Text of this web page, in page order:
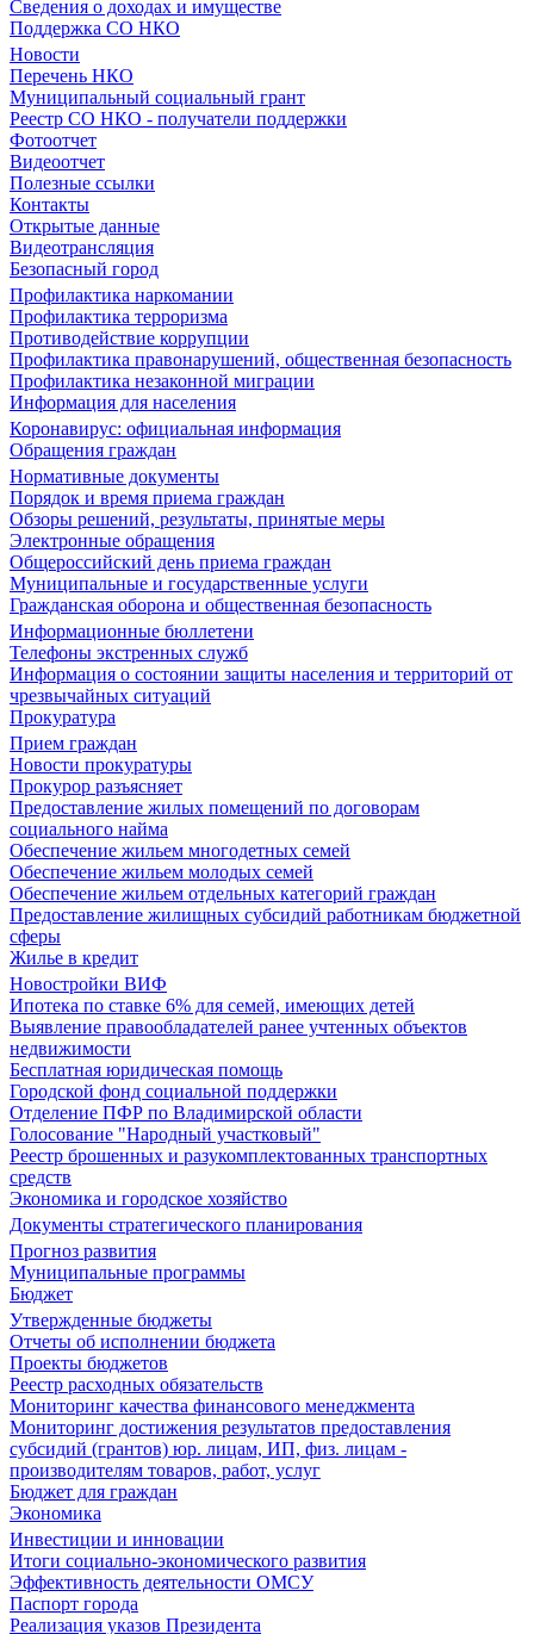
Сведения о доходах и имуществе
Поддержка СО НКО
Новости
Перечень НКО
Муниципальный социальный грант
Реестр СО НКО - получатели поддержки
Фотоотчет
Видеоотчет
Полезные ссылки
Контакты
Открытые данные
Видеотрансляция
Безопасный город
Профилактика наркомании
Профилактика терроризма
Противодействие коррупции
Профилактика правонарушений, общественная безопасность
Профилактика незаконной миграции
Информация для населения
Коронавирус: официальная информация
Обращения граждан
Нормативные документы
Порядок и время приема граждан
Обзоры решений, результаты, принятые меры
Электронные обращения
Общероссийский день приема граждан
Муниципальные и государственные услуги
Гражданская оборона и общественная безопасность
Информационные бюллетени
Телефоны экстренных служб
Информация о состоянии защиты населения и территорий от
чрезвычайных ситуаций
Прокуратура
Прием граждан
Новости прокуратуры
Прокурор разъясняет
Предоставление жилых помещений по договорам
социального найма
Обеспечение жильем многодетных семей
Обеспечение жильем молодых семей
Обеспечение жильем отдельных категорий граждан
Предоставление жилищных субсидий работникам бюджетной
сферы
Жилье в кредит
Новостройки ВИФ
Ипотека по ставке 6% для семей, имеющих детей
Выявление правообладателей ранее учтенных объектов
недвижимости
Бесплатная юридическая помощь
Городской фонд социальной поддержки
Отделение ПФР по Владимирской области
Голосование "Народный участковый"
Реестр брошенных и разукомплектованных транспортных
средств
Экономика и городское хозяйство
Документы стратегического планирования
Прогноз развития
Муниципальные программы
Бюджет
Утвержденные бюджеты
Отчеты об исполнении бюджета
Проекты бюджетов
Реестр расходных обязательств
Мониторинг качества финансового менеджмента
Мониторинг достижения результатов предоставления
субсидий (грантов) юр. лицам, ИП, физ. лицам -
производителям товаров, работ, услуг
Бюджет для граждан
Экономика
Инвестиции и инновации
Итоги социально-экономического развития
Эффективность деятельности ОМСУ
Паспорт города
Реализация указов Президента